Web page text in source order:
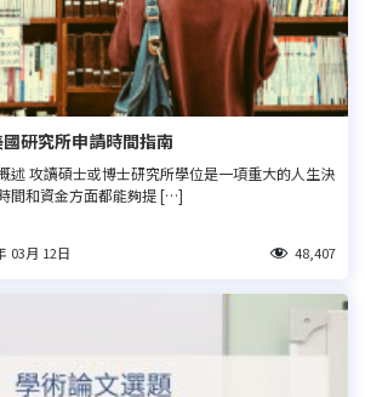
研究所申請時間指南
述 攻讀碩士或博士研究所學位是一項重大的人生決
間和資金方面都能夠提 […]
03月 12日 48,407